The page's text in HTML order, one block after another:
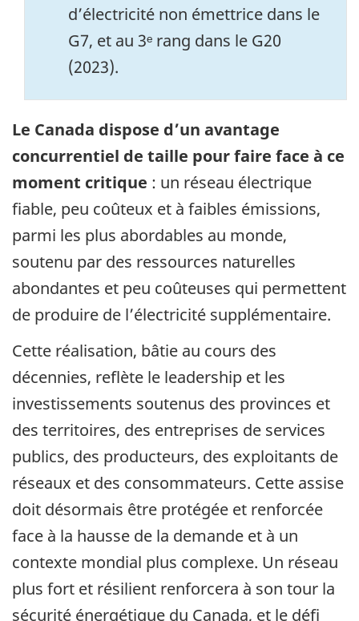
d’électricité non émettrice dans le
G7, et au 3ᵉ rang dans le G20
(2023).
Le Canada dispose d’un avantage
concurrentiel de taille pour faire face à ce
moment critique : un réseau électrique
fiable, peu coûteux et à faibles émissions,
parmi les plus abordables au monde,
soutenu par des ressources naturelles
abondantes et peu coûteuses qui permettent
de produire de l’électricité supplémentaire.
Cette réalisation, bâtie au cours des
décennies, reflète le leadership et les
investissements soutenus des provinces et
des territoires, des entreprises de services
publics, des producteurs, des exploitants de
réseaux et des consommateurs. Cette assise
doit désormais être protégée et renforcée
face à la hausse de la demande et à un
contexte mondial plus complexe. Un réseau
plus fort et résilient renforcera à son tour la
sécurité énergétique du Canada, et le défi